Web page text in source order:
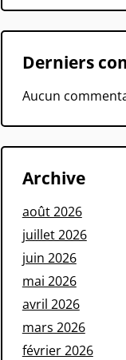
Derniers
Aucun
Archive
août 2026
juillet 2026
juin 2026
mai 2026
avril 2026
mars 2026
février 2026